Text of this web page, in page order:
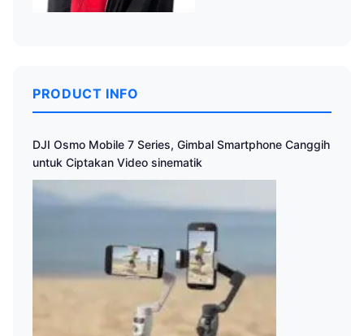
PRODUCT INFO
DJI Osmo Mobile 7 Series, Gimbal Smartphone Canggih
untuk Ciptakan Video sinematik